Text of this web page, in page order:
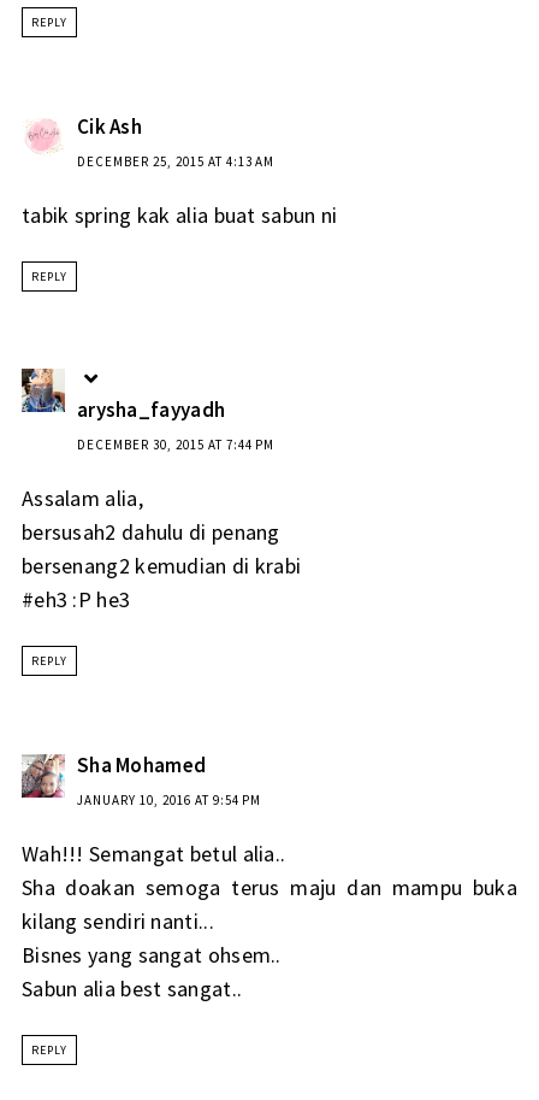
REPLY
Cik Ash
DECEMBER 25, 2015 AT 4:13 AM
tabik spring kak alia buat sabun ni
REPLY
arysha_fayyadh
DECEMBER 30, 2015 AT 7:44 PM
Assalam alia,
bersusah2 dahulu di penang
bersenang2 kemudian di krabi
#eh3 :P he3
REPLY
Sha Mohamed
JANUARY 10, 2016 AT 9:54 PM
Wah!!! Semangat betul alia..
Sha doakan semoga terus maju dan mampu buka
kilang sendiri nanti...
Bisnes yang sangat ohsem..
Sabun alia best sangat..
REPLY